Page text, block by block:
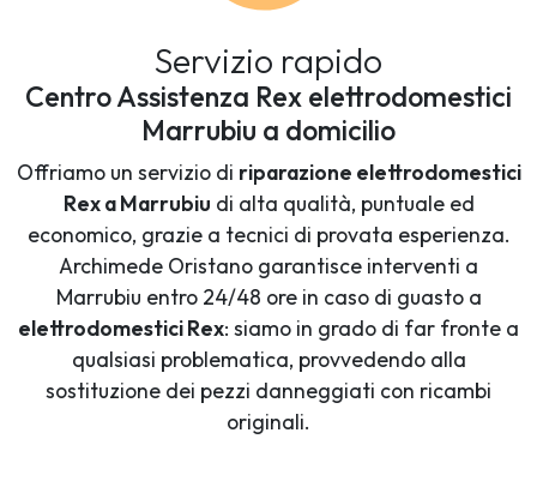
Servizio rapido
Centro Assistenza Rex elettrodomestici
Marrubiu a domicilio
Offriamo un servizio di riparazione elettrodomestici
Rex a Marrubiu di alta qualità, puntuale ed
economico, grazie a tecnici di provata esperienza.
Archimede Oristano garantisce interventi a
Marrubiu entro 24/48 ore in caso di guasto a
elettrodomestici Rex: siamo in grado di far fronte a
qualsiasi problematica, provvedendo alla
sostituzione dei pezzi danneggiati con ricambi
originali.